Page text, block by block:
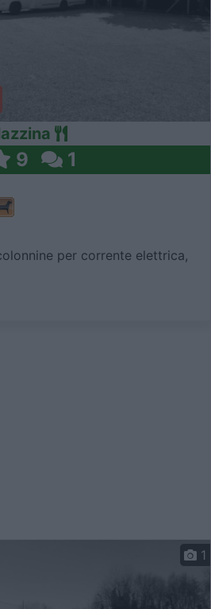
9 1
per corrente elettrica,
1